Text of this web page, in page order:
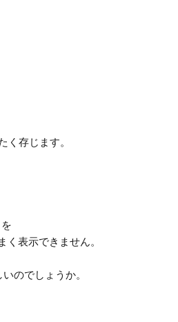
存じます。
表示できません。
のでしょうか。